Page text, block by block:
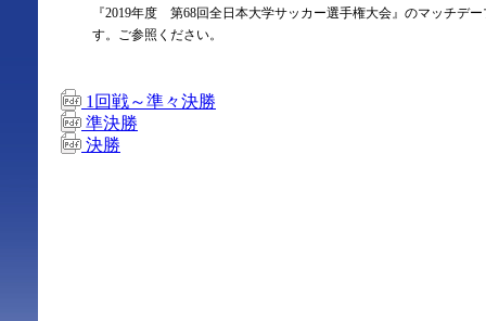
『2019年度 第68回全日本大学サッカー選手権大会』のマッチデ
す。ご参照ください。
1回戦～準々決勝
準決勝
決勝